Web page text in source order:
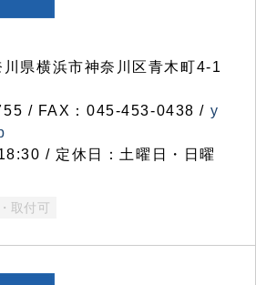
県横浜市神奈川区青木町4-1
/ FAX：045-453-0438 / y
/ 定休日：土曜日・日曜
取付可